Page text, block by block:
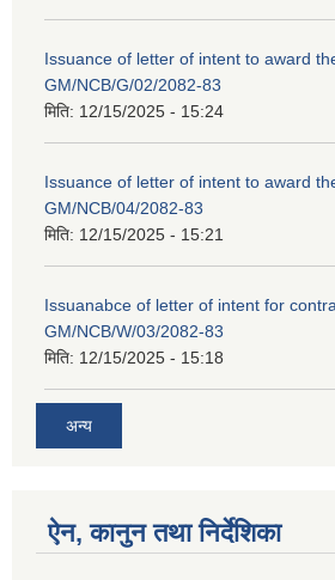
Issuance of letter of intent to award
GM/NCB/G/02/2082-83
मिति: 12/15/2025 - 15:24
Issuance of letter of intent to award
GM/NCB/04/2082-83
मिति: 12/15/2025 - 15:21
Issuanabce of letter of intent for
GM/NCB/W/03/2082-83
मिति: 12/15/2025 - 15:18
अन्य
ऐन, कानुन तथा निर्देशिका